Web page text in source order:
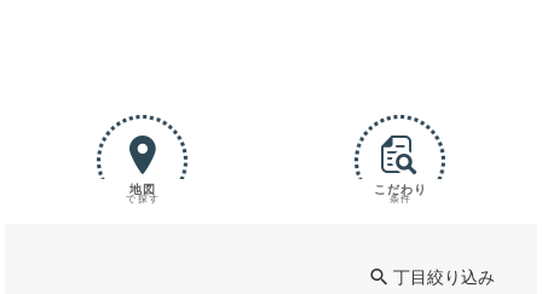
地図
で探す
こだわり
条件
丁目絞り込み